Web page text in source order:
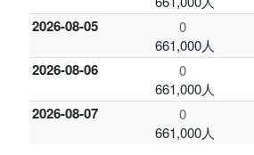
2026-08-05
0
661,000人
2026-08-06
0
661,000人
2026-08-07
0
661,000人